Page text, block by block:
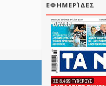
ΕΦΗΜΕΡΊΔΕΣ